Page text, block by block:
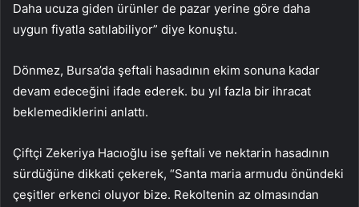
Daha ucuza giden ürünler de pazar yerine göre daha
uygun fiyatla satılabiliyor” diye konuştu.
Dönmez, Bursa’da şeftali hasadının ekim sonuna kadar
devam edeceğini ifade ederek. bu yıl fazla bir ihracat
beklemediklerini anlattı.
Çiftçi Zekeriya Hacıoğlu ise şeftali ve nektarin hasadının
sürdüğüne dikkati çekerek, “Santa maria armudu önündeki
çeşitler erkenci oluyor bize. Rekoltenin az olmasından